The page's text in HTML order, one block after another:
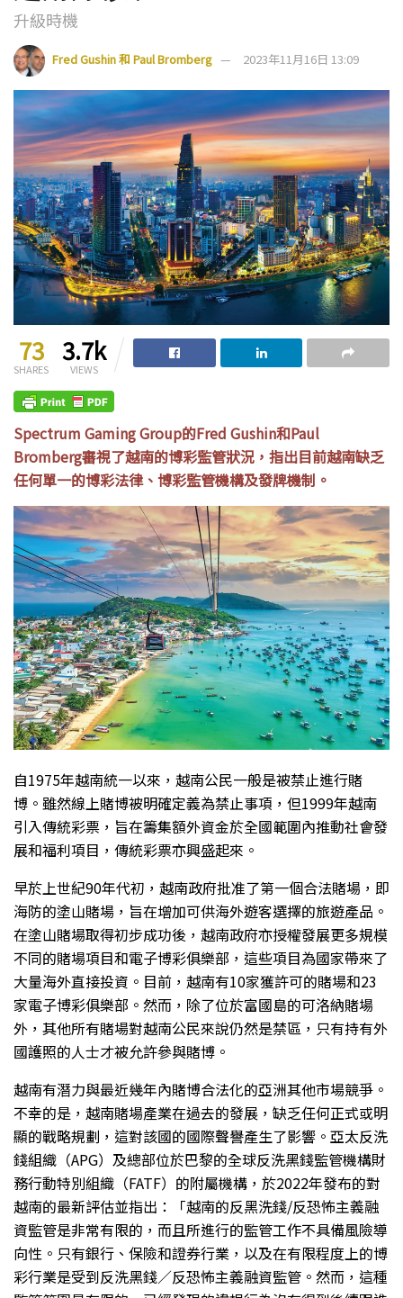
升級時機
Fred Gushin 和 Paul Bromberg 2023年11月16日 13:09
73
SHARES
3.7k
VIEWS
Spectrum Gaming Group的Fred Gushin和Paul
Bromberg審視了越南的博彩監管狀況，指出目前越南缺乏
任何單一的博彩法律、博彩監管機構及發牌機制。
自1975年越南統一以來，越南公民一般是被禁止進行賭
博。雖然線上賭博被明確定義為禁止事項，但1999年越南
引入傳統彩票，旨在籌集額外資金於全國範圍內推動社會發
展和福利項目，傳統彩票亦興盛起來。
早於上世紀90年代初，越南政府批准了第一個合法賭場，即
海防的塗山賭場，旨在增加可供海外遊客選擇的旅遊產品。
在塗山賭場取得初步成功後，越南政府亦授權發展更多規模
不同的賭場項目和電子博彩俱樂部，這些項目為國家帶來了
大量海外直接投資。目前，越南有10家獲許可的賭場和23
家電子博彩俱樂部。然而，除了位於富國島的可洛納賭場
外，其他所有賭場對越南公民來說仍然是禁區，只有持有外
國護照的人士才被允許參與賭博。
越南有潛力與最近幾年內賭博合法化的亞洲其他市場競爭。
不幸的是，越南賭場產業在過去的發展，缺乏任何正式或明
顯的戰略規劃，這對該國的國際聲譽產生了影響。亞太反洗
錢組織（APG）及總部位於巴黎的全球反洗黑錢監管機構財
務行動特別組織（FATF）的附屬機構，於2022年發布的對
越南的最新評估並指出：「越南的反黑洗錢/反恐怖主義融
資監管是非常有限的，而且所進行的監管工作不具備風險導
向性。只有銀行、保險和證券行業，以及在有限程度上的博
彩行業是受到反洗黑錢／反恐怖主義融資監管。然而，這種